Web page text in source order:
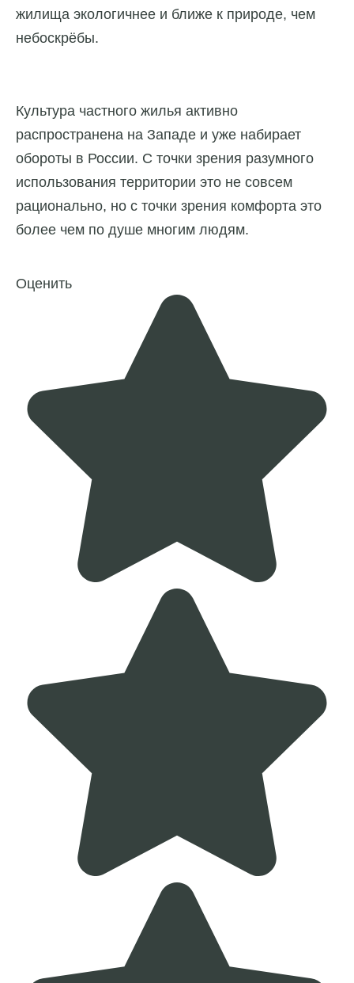
жилища экологичнее и ближе к природе, чем
небоскрёбы.
Культура частного жилья активно
распространена на Западе и уже набирает
обороты в России. С точки зрения разумного
использования территории это не совсем
рационально, но с точки зрения комфорта это
более чем по душе многим людям.
Оценить